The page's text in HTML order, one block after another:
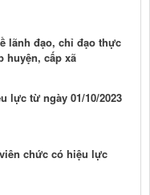
lãnh đạo, chỉ đạo thực
huyện, cấp xã
lực từ ngày 01/10/2023
chức có hiệu lực